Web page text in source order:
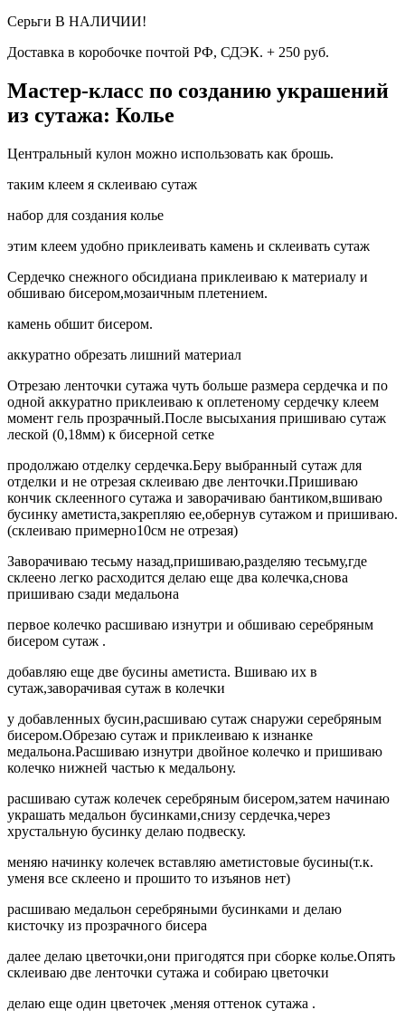
Серьги В НАЛИЧИИ!
Доставка в коробочке почтой РФ, СДЭК. + 250 руб.
Мастер-класс по созданию украшений
из сутажа: Колье
Центральный кулон можно использовать как брошь.
таким клеем я склеиваю сутаж
набор для создания колье
этим клеем удобно приклеивать камень и склеивать сутаж
Сердечко снежного обсидиана приклеиваю к материалу и
обшиваю бисером,мозаичным плетением.
камень обшит бисером.
аккуратно обрезать лишний материал
Отрезаю ленточки сутажа чуть больше размера сердечка и по
одной аккуратно приклеиваю к оплетеному сердечку клеем
момент гель прозрачный.После высыхания пришиваю сутаж
леской (0,18мм) к бисерной сетке
продолжаю отделку сердечка.Беру выбранный сутаж для
отделки и не отрезая склеиваю две ленточки.Пришиваю
кончик склеенного сутажа и заворачиваю бантиком,вшиваю
бусинку аметиста,закрепляю ее,обернув сутажом и пришиваю.
(склеиваю примерно10см не отрезая)
Заворачиваю тесьму назад,пришиваю,разделяю тесьму,где
склеено легко расходится делаю еще два колечка,снова
пришиваю сзади медальона
первое колечко расшиваю изнутри и обшиваю серебряным
бисером сутаж .
добавляю еще две бусины аметиста. Вшиваю их в
сутаж,заворачивая сутаж в колечки
у добавленных бусин,расшиваю сутаж снаружи серебряным
бисером.Обрезаю сутаж и приклеиваю к изнанке
медальона.Расшиваю изнутри двойное колечко и пришиваю
колечко нижней частью к медальону.
расшиваю сутаж колечек серебряным бисером,затем начинаю
украшать медальон бусинками,снизу сердечка,через
хрустальную бусинку делаю подвеску.
меняю начинку колечек вставляю аметистовые бусины(т.к.
уменя все склеено и прошито то изъянов нет)
расшиваю медальон серебряными бусинками и делаю
кисточку из прозрачного бисера
далее делаю цветочки,они пригодятся при сборке колье.Опять
склеиваю две ленточки сутажа и собираю цветочки
делаю еще один цветочек ,меняя оттенок сутажа .